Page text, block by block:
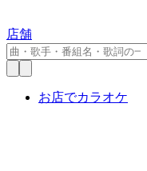
店舗
お店でカラオケ